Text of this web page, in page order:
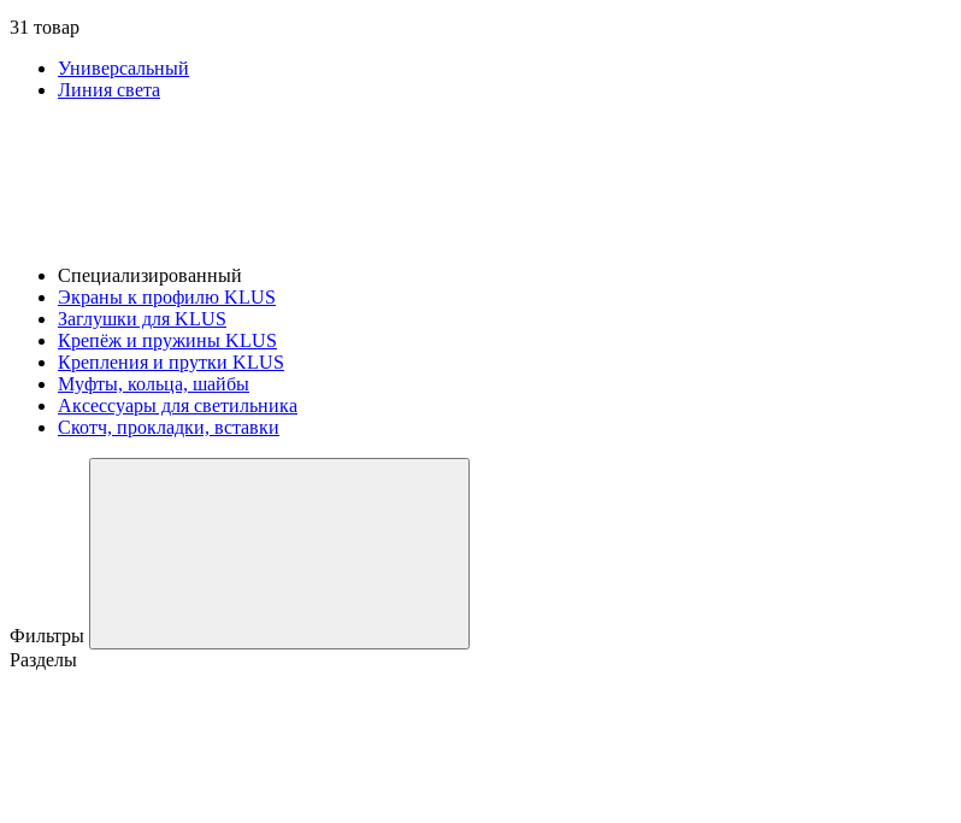
31 товар
Универсальный
Линия света
Специализированный
Экраны к профилю KLUS
Заглушки для KLUS
Крепёж и пружины KLUS
Крепления и прутки KLUS
Муфты, кольца, шайбы
Аксессуары для светильника
Скотч, прокладки, вставки
Фильтры
Разделы